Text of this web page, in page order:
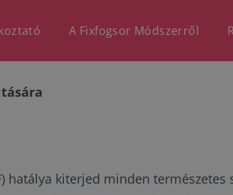
A Fixfogsor Módszerről
hatálya kiterjed minden